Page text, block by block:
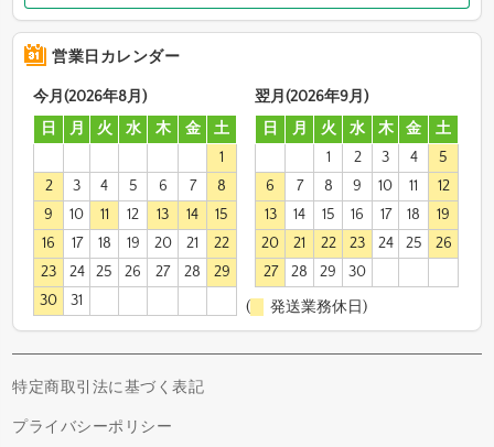
営業日カレンダー
今月(2026年8月)
日
月 火 水 木 金
土
1
2
3 4 5 6 7
8
9
10 11 12 13 14
15
16
17 18 19 20 21
22
23
24 25 26 27 28
29
30
31
翌月(2026年9月)
日
月 火 水 木 金
土
1
2 3 4
5
6
7 8 9 10 11
12
13
14 15 16 17 18
19
20
21 22 23 24 25
26
27
28 29 30
( 発送業務休日)
特定商取引法に基づく表記
プライバシーポリシー